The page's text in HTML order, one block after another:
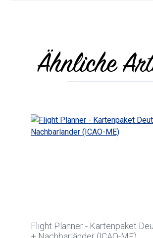
Skip product gallery
Ähnliche
Flight Planner - Kartenpaket